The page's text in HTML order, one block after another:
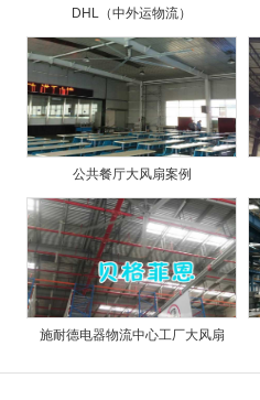
DHL（中外运物流）
公共餐厅大风扇案例
施耐德电器物流中心工厂大风扇